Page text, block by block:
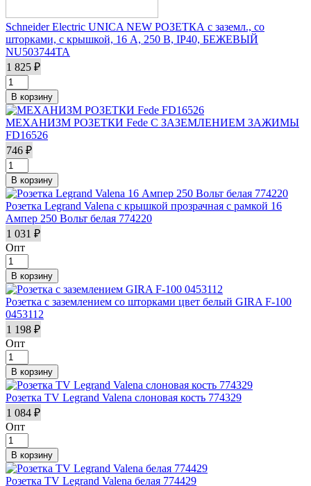
Schneider Electric UNICA NEW РОЗЕТКА с заземл., со
шторками, с крышкой, 16 А, 250 В, IP40, БЕЖЕВЫЙ
NU503744TA
1 825 ₽
МЕХАНИЗМ РОЗЕТКИ Fede С ЗАЗЕМЛЕНИЕМ ЗАЖИМЫ
FD16526
746 ₽
Розетка Legrand Valena с крышкой прозрачная с рамкой 16
Ампер 250 Вольт белая 774220
1 031 ₽
Опт
Розетка с заземлением со шторками цвет белый GIRA F-100
0453112
1 198 ₽
Опт
Розетка TV Legrand Valena слоновая кость 774329
1 084 ₽
Опт
Розетка TV Legrand Valena белая 774429